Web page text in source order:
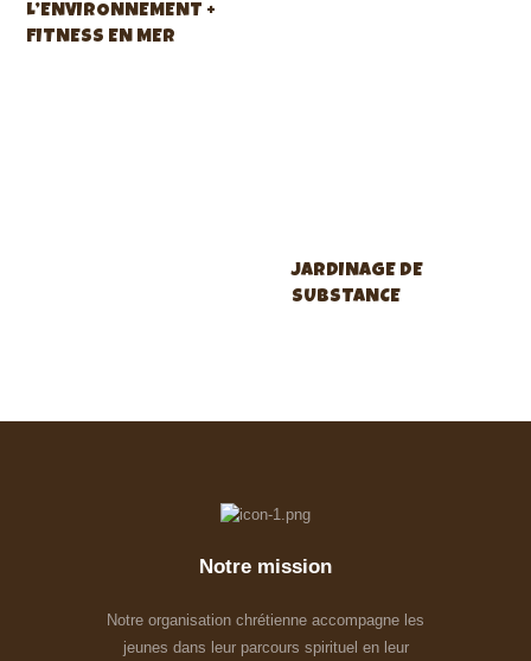
L’ENVIRONNEMENT +
FITNESS EN MER
JARDINAGE DE
SUBSTANCE
Notre mission
Notre organisation chrétienne accompagne les
jeunes dans leur parcours spirituel en leur